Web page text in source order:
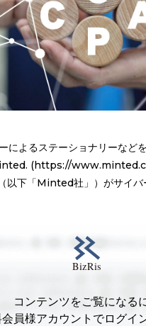
によるステーショナリーなど
(https://
下「Minted社」）がサイバ
コンテンツをご覧になる
員様アカウントでログイ